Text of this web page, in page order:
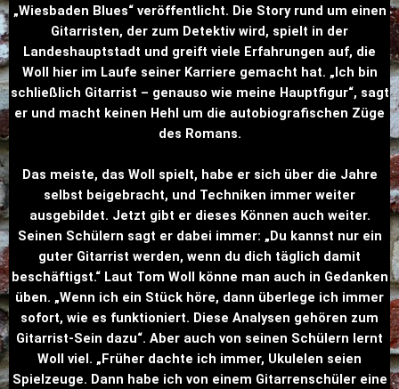
„Wiesbaden Blues“ veröffentlicht. Die Story rund um einen
Gitarristen, der zum Detektiv wird, spielt in der
Landeshauptstadt und greift viele Erfahrungen auf, die
Woll hier im Laufe seiner Karriere gemacht hat. „Ich bin
schließlich Gitarrist – genauso wie meine Hauptfigur“, sagt
er und macht keinen Hehl um die autobiografischen Züge
des Romans.
Das meiste, das Woll spielt, habe er sich über die Jahre
selbst beigebracht, und Techniken immer weiter
ausgebildet. Jetzt gibt er dieses Können auch weiter.
Seinen Schülern sagt er dabei immer: „Du kannst nur ein
guter Gitarrist werden, wenn du dich täglich damit
beschäftigst.“ Laut Tom Woll könne man auch in Gedanken
üben. „Wenn ich ein Stück höre, dann überlege ich immer
sofort, wie es funktioniert. Diese Analysen gehören zum
Gitarrist-Sein dazu“. Aber auch von seinen Schülern lernt
Woll viel. „Früher dachte ich immer, Ukulelen seien
Spielzeuge. Dann habe ich von einem Gitarrenschüler eine